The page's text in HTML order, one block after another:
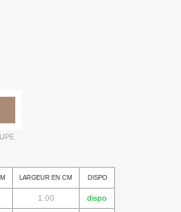
LARGEUR EN CM DISPO
1.00 dispo